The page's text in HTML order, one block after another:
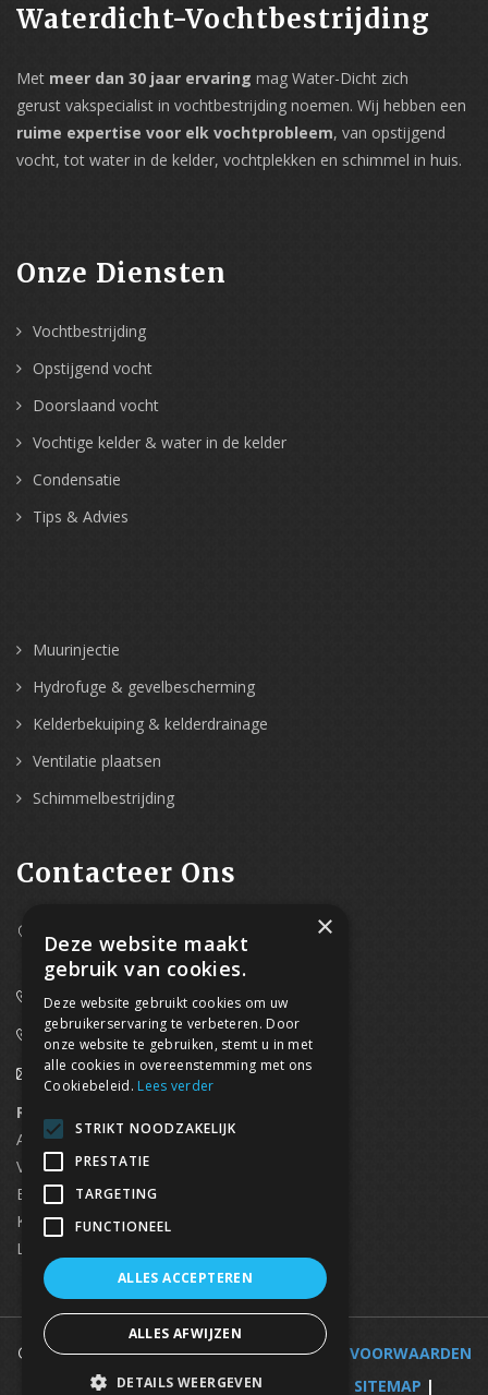
Waterdicht-Vochtbestrijding
Met meer dan 30 jaar ervaring mag Water-Dicht zich
gerust vakspecialist in vochtbestrijding noemen. Wij hebben een
ruime expertise voor elk vochtprobleem, van opstijgend
vocht, tot water in de kelder, vochtplekken en schimmel in huis.
Onze Diensten
Vochtbestrijding
Opstijgend vocht
Doorslaand vocht
Vochtige kelder & water in de kelder
Condensatie
Tips & Advies
Muurinjectie
Hydrofuge & gevelbescherming
Kelderbekuiping & kelderdrainage
Ventilatie plaatsen
Schimmelbestrijding
Contacteer Ons
Westpoort 37B,
2070 Zwijndrecht
0800/61 667 (24/7 bereikbaar)
03/369.60.29
info@waterdicht-vochtbestrijding.be
Regionaal contact
Antwerpen
03/369.60.29
Vlaams Brabant & Brussel
Brugge
Kortrijk
Limburg
© 2025 WATERDICHT-VOCHTBESTRIJDING | VOORWAARDEN
VOCHTBESTRIJDING PER GEMEENTE SITEMAP |
×
Deze website maakt
gebruik van cookies.
Deze website gebruikt cookies om uw
gebruikerservaring te verbeteren. Door
onze website te gebruiken, stemt u in met
alle cookies in overeenstemming met ons
Cookiebeleid. Lees verder
STRIKT NOODZAKELIJK
PRESTATIE
TARGETING
FUNCTIONEEL
ALLES ACCEPTEREN
ALLES AFWIJZEN
DETAILS WEERGEVEN